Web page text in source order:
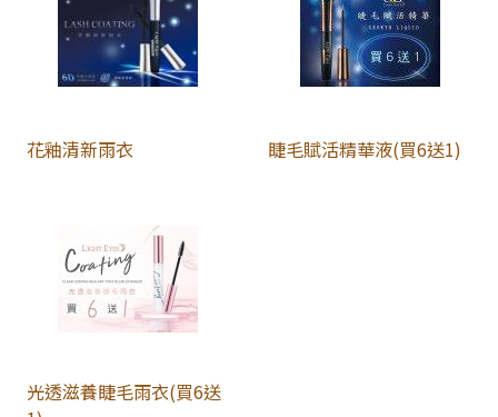
花釉清新雨衣 睫毛賦活精華液(買6送1)
光透滋養睫毛雨衣(買6送